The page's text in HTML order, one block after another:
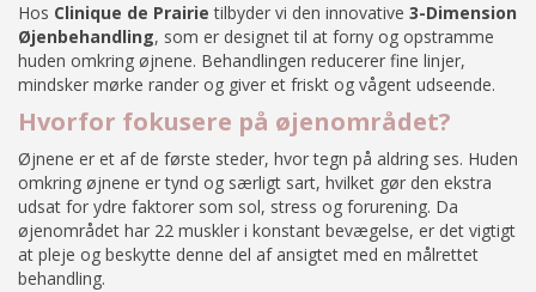
Hos Clinique de Prairie tilbyder vi den innovative 3-Dimension
Øjenbehandling, som er designet til at forny og opstramme
huden omkring øjnene. Behandlingen reducerer fine linjer,
mindsker mørke rander og giver et friskt og vågent udseende.
Hvorfor fokusere på øjenområdet?
Øjnene er et af de første steder, hvor tegn på aldring ses. Huden
omkring øjnene er tynd og særligt sart, hvilket gør den ekstra
udsat for ydre faktorer som sol, stress og forurening. Da
øjenområdet har 22 muskler i konstant bevægelse, er det vigtigt
at pleje og beskytte denne del af ansigtet med en målrettet
behandling.